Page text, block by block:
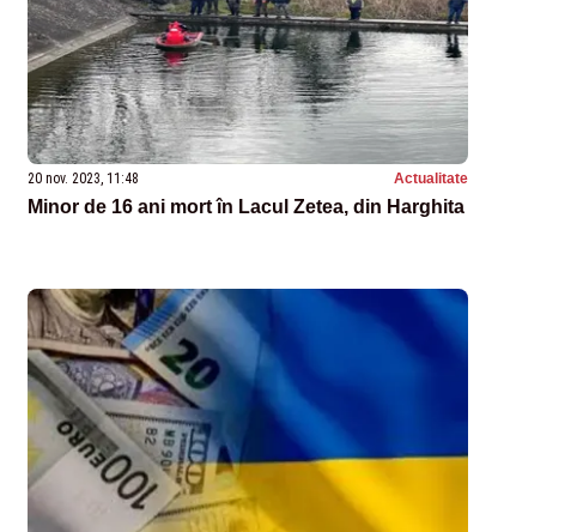
20 nov. 2023, 11:48 Actualitate
Minor de 16 ani mort în Lacul Zetea, din Harghita